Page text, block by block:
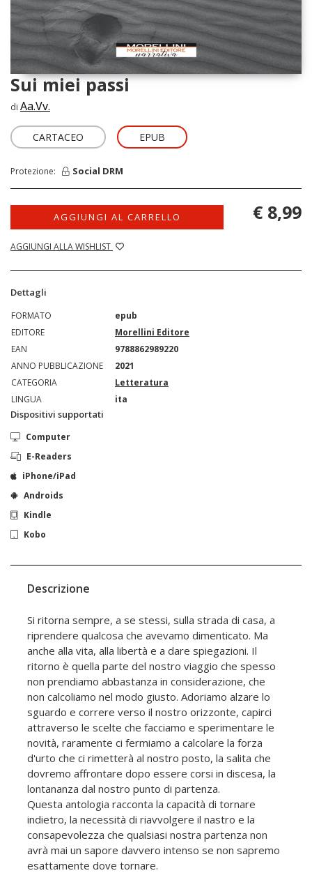
Sui miei passi
di Aa.Vv.
CARTACEO EPUB
Protezione: Social DRM
AGGIUNGI AL CARRELLO
AGGIUNGI ALLA WISHLIST
€ 8,99
Dettagli
FORMATO
epub
EDITORE
Morellini Editore
EAN
9788862989220
ANNO PUBBLICAZIONE
2021
CATEGORIA
Letteratura
LINGUA
ita
Dispositivi supportati
Computer
E-Readers
iPhone/iPad
Androids
Kindle
Kobo
Descrizione
Si ritorna sempre, a se stessi, sulla strada di casa, a
riprendere qualcosa che avevamo dimenticato. Ma
anche alla vita, alla libertà e a dare spiegazioni. Il
ritorno è quella parte del nostro viaggio che spesso
non prendiamo abbastanza in considerazione, che
non calcoliamo nel modo giusto. Adoriamo alzare lo
sguardo e correre verso il nostro orizzonte, capirci
attraverso le scelte che facciamo e sperimentare le
novità, raramente ci fermiamo a calcolare la forza
d'urto che ci rimetterà al nostro posto, la salita che
dovremo affrontare dopo essere corsi in discesa, la
lontananza dal nostro punto di partenza.
Questa antologia racconta la capacità di tornare
indietro, la necessità di riavvolgere il nastro e la
consapevolezza che qualsiasi nostra partenza non
avrà mai un sapore davvero intenso se non sapremo
esattamente dove tornare.